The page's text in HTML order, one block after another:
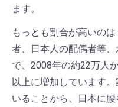
ます。
もっとも割合が高いの
者、日本人の配偶者等、
で、2008年の約22万人
以上に増加しています
いることから、日本に